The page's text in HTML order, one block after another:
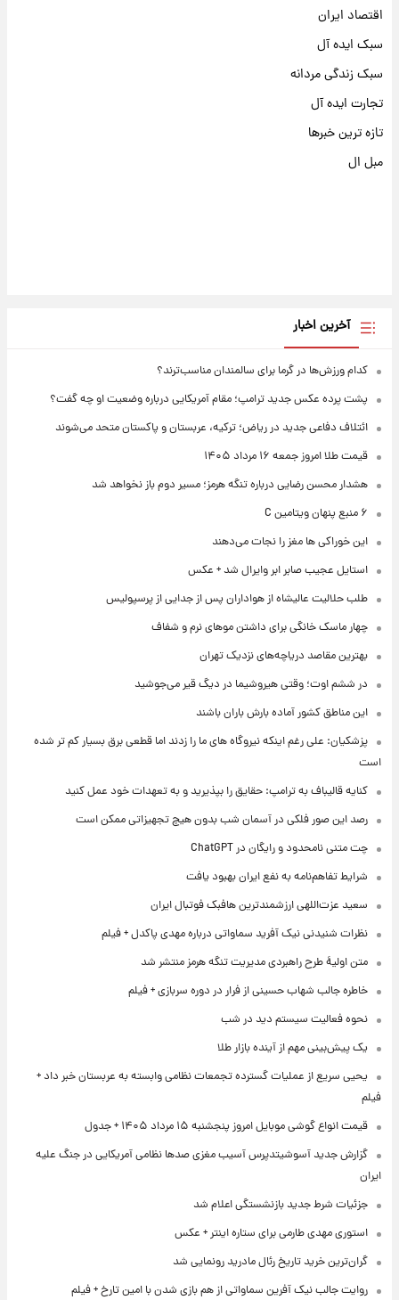
اقتصاد ایران
سبک ایده آل
سبک زندگی مردانه
تجارت ایده آل
تازه ترین خبرها
مبل ال
آخرین اخبار
کدام ورزش‌ها در گرما برای سالمندان مناسب‌ترند؟
پشت پرده عکس جدید ترامپ؛ مقام آمریکایی درباره وضعیت او چه گفت؟
ائتلاف دفاعی جدید در ریاض؛ ترکیه، عربستان و پاکستان متحد می‌شوند
قیمت طلا امروز جمعه ۱۶ مرداد ۱۴۰۵
هشدار محسن رضایی درباره تنگه هرمز؛ مسیر دوم باز نخواهد شد
۶ منبع پنهان ویتامین C
این خوراکی ها مغز را نجات می‌دهند
استایل عجیب صابر ابر وایرال شد + عکس
طلب حلالیت عالیشاه از هواداران پس از جدایی از پرسپولیس
چهار ماسک خانگی برای داشتن موهای نرم و شفاف
بهترین مقاصد دریاچه‌های نزدیک تهران
در ششم اوت؛ وقتی هیروشیما در دیگ قیر می‌جوشید
این مناطق کشور آماده بارش باران باشند
پزشکیان: علی رغم اینکه نیروگاه های ما را زدند اما قطعی برق بسیار کم تر شده
است
کنایه قالیباف به ترامپ: حقایق را بپذیرید و به تعهدات خود عمل کنید
رصد این صور فلکی در آسمان شب بدون هیچ تجهیزاتی ممکن است
چت متنی نامحدود و رایگان در ChatGPT
شرایط تفاهم‌نامه به نفع ایران بهبود یافت
سعید عزت‌اللهی ارزشمندترین هافبک فوتبال ایران
نظرات شنیدنی نیک آفرید سماواتی درباره مهدی پاکدل + فیلم
متن اولیۀ طرح راهبردی مدیریت تنگه هرمز منتشر شد
خاطره جالب شهاب حسینی از فرار در دوره سربازی + فیلم
نحوه فعالیت سیستم دید در شب
یک پیش‌بینی مهم از آینده بازار طلا
یحیی سریع از عملیات گسترده تجمعات نظامی وابسته به عربستان خبر داد +
فیلم
قیمت انواع گوشی موبایل امروز پنجشنبه ۱۵ مرداد ۱۴۰۵ + جدول
گزارش جدید آسوشیتدپرس آسیب مغزی صدها نظامی آمریکایی در جنگ علیه
ایران
جزئیات شرط جدید بازنشستگی اعلام شد
استوری مهدی طارمی برای ستاره اینتر + عکس
گران‌ترین خرید تاریخ رئال مادرید رونمایی شد
روایت جالب نیک آفرین سماواتی از هم بازی شدن با امین تارخ + فیلم